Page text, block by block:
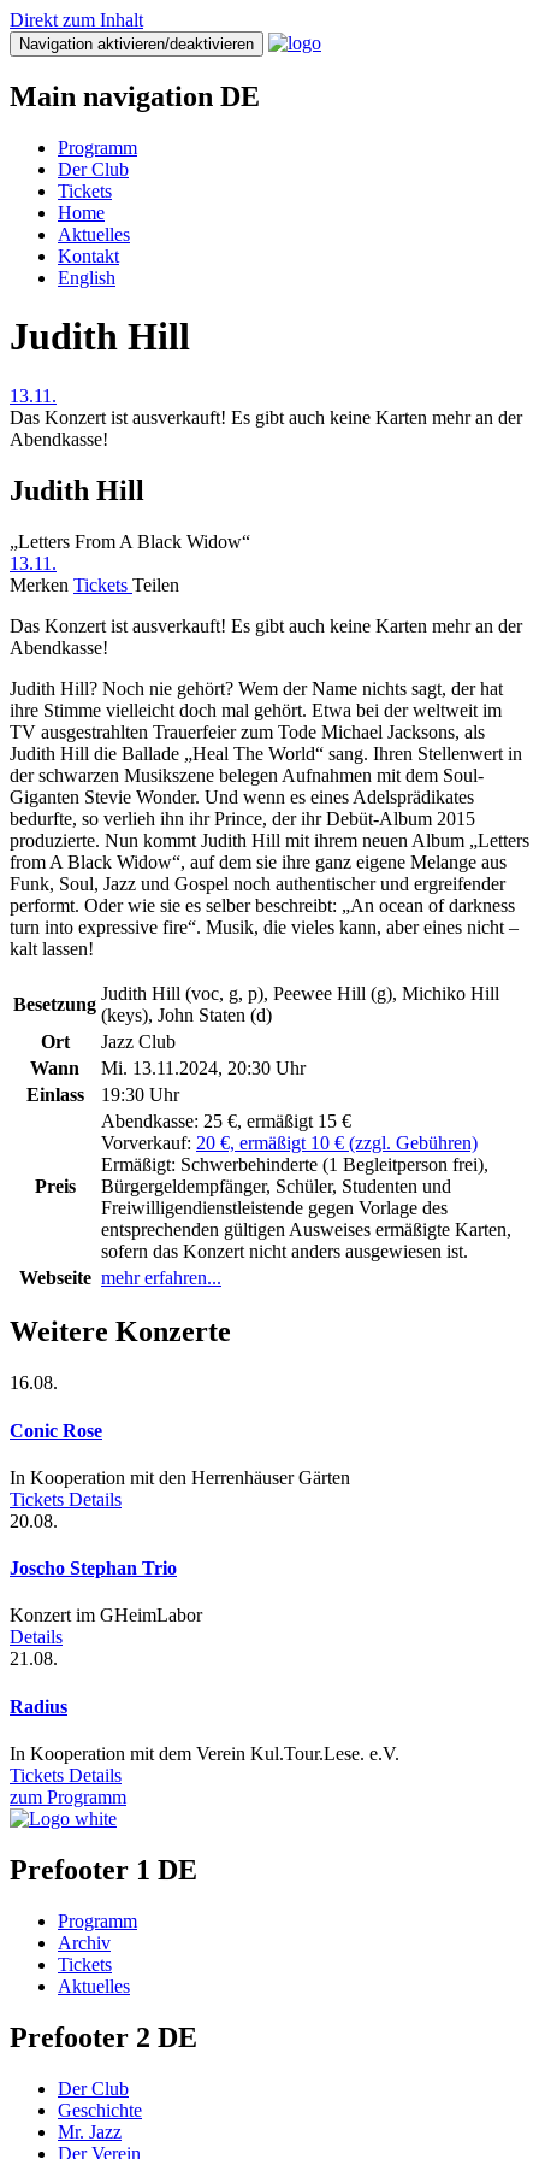
Direkt zum Inhalt
Navigation aktivieren/deaktivieren
Main navigation DE
Programm
Der Club
Tickets
Home
Aktuelles
Kontakt
English
Judith Hill
13.11.
Das Konzert ist ausverkauft! Es gibt auch keine Karten mehr an der
Abendkasse!
Judith Hill
„Letters From A Black Widow“
13.11.
Merken Tickets Teilen
Das Konzert ist ausverkauft! Es gibt auch keine Karten mehr an der
Abendkasse!
Judith Hill? Noch nie gehört? Wem der Name nichts sagt, der hat
ihre Stimme vielleicht doch mal gehört. Etwa bei der weltweit im
TV ausgestrahlten Trauerfeier zum Tode Michael Jacksons, als
Judith Hill die Ballade „Heal The World“ sang. Ihren Stellenwert in
der schwarzen Musikszene belegen Aufnahmen mit dem Soul-
Giganten Stevie Wonder. Und wenn es eines Adelsprädikates
bedurfte, so verlieh ihn ihr Prince, der ihr Debüt-Album 2015
produzierte. Nun kommt Judith Hill mit ihrem neuen Album „Letters
from A Black Widow“, auf dem sie ihre ganz eigene Melange aus
Funk, Soul, Jazz und Gospel noch authentischer und ergreifender
performt. Oder wie sie es selber beschreibt: „An ocean of darkness
turn into expressive fire“. Musik, die vieles kann, aber eines nicht –
kalt lassen!
Besetzung
Judith Hill (voc, g, p), Peewee Hill (g), Michiko Hill
(keys), John Staten (d)
Ort
Jazz Club
Wann
Mi. 13.11.2024, 20:30 Uhr
Einlass
19:30 Uhr
Preis
Abendkasse: 25 €, ermäßigt 15 €
Vorverkauf: 20 €, ermäßigt 10 € (zzgl. Gebühren)
Ermäßigt: Schwerbehinderte (1 Begleitperson frei),
Bürgergeldempfänger, Schüler, Studenten und
Freiwilligendienstleistende gegen Vorlage des
entsprechenden gültigen Ausweises ermäßigte Karten,
sofern das Konzert nicht anders ausgewiesen ist.
Webseite mehr erfahren...
Weitere Konzerte
16.08.
Conic Rose
In Kooperation mit den Herrenhäuser Gärten
Tickets Details
20.08.
Joscho Stephan Trio
Konzert im GHeimLabor
Details
21.08.
Radius
In Kooperation mit dem Verein Kul.Tour.Lese. e.V.
Tickets Details
zum Programm
Prefooter 1 DE
Programm
Archiv
Tickets
Aktuelles
Prefooter 2 DE
Der Club
Geschichte
Mr. Jazz
Der Verein